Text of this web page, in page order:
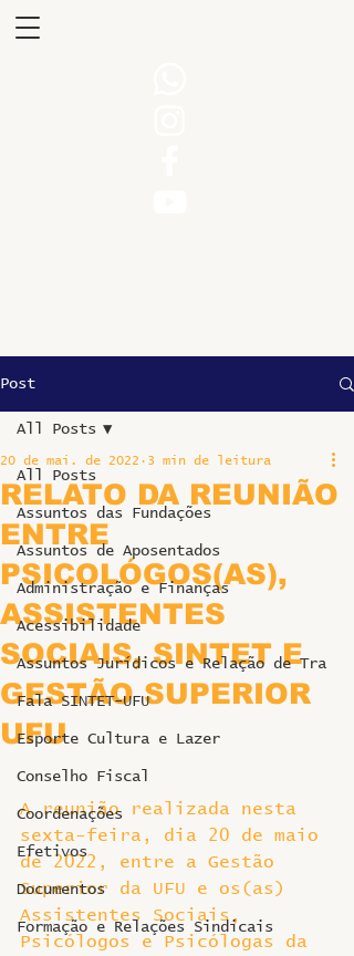
Post
All Posts
Assuntos das Fundações
Assuntos de Aposentados
Administração e Finanças
Acessibilidade
Assuntos Jurídicos e Relação de Tra
Fala SINTET-UFU
Esporte Cultura e Lazer
Conselho Fiscal
Coordenações
Efetivos
Documentos
Formação e Relações Sindicais
All Posts
RELATO DA REUNIÃO
ENTRE
PSICOLÓGOS(AS),
ASSISTENTES
SOCIAIS, SINTET E
GESTÃO SUPERIOR
UFU
20 de mai. de 2022 3 min de leitura
A reunião realizada nesta
sexta-feira, dia 20 de maio
de 2022, entre a Gestão
Superior da UFU e os(as)
Assistentes Sociais,
Psicólogos e Psicólogas da